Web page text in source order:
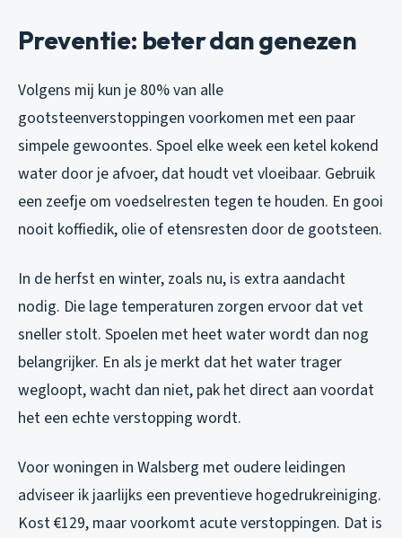
Preventie: beter dan genezen
Volgens mij kun je 80% van alle
gootsteenverstoppingen voorkomen met een paar
simpele gewoontes. Spoel elke week een ketel kokend
water door je afvoer, dat houdt vet vloeibaar. Gebruik
een zeefje om voedselresten tegen te houden. En gooi
nooit koffiedik, olie of etensresten door de gootsteen.
In de herfst en winter, zoals nu, is extra aandacht
nodig. Die lage temperaturen zorgen ervoor dat vet
sneller stolt. Spoelen met heet water wordt dan nog
belangrijker. En als je merkt dat het water trager
wegloopt, wacht dan niet, pak het direct aan voordat
het een echte verstopping wordt.
Voor woningen in Walsberg met oudere leidingen
adviseer ik jaarlijks een preventieve hogedrukreiniging.
Kost €129, maar voorkomt acute verstoppingen. Dat is